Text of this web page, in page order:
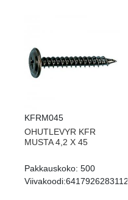
KFRM045
OHUTLEVYR KFR
MUSTA 4,2 X 45
Pakkauskoko: 500
Viivakoodi:6417926283112